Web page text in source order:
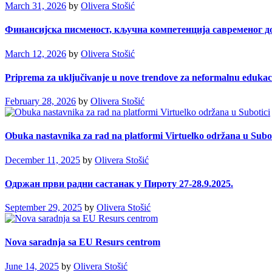
March 31, 2026 by Olivera Stošić
Финансијска писменост, кључна компетенција савременог
March 12, 2026 by Olivera Stošić
Priprema za uključivanje u nove trendove za neformalnu
February 28, 2026 by Olivera Stošić
Obuka nastavnika za rad na platformi Virtuelko održana u
December 11, 2025 by Olivera Stošić
Одржан први радни састанак у Пироту 27-28.9.2025.
September 29, 2025 by Olivera Stošić
Nova saradnja sa EU Resurs centrom
June 14, 2025 by Olivera Stošić